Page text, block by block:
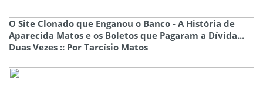
O Site Clonado que Enganou o Banco - A História de
Aparecida Matos e os Boletos que Pagaram a Dívida...
Duas Vezes :: Por Tarcísio Matos